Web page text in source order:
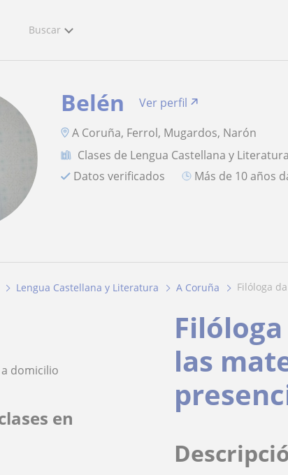
Buscar
Belén
Ver perfil
A Coruña, Ferrol, Mugardos, Narón
Clases de Lengua Castellana y Literatura
Datos verificados
más de 10 años
Lengua Castellana y Literatura A Coruña filóloga
domicilio
en
las